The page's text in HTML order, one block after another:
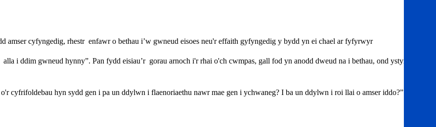
cyfyngedig, rhestr enfawr o bethau i’w gwneud eisoes neu'r effaith gyfyngedig y bydd yn ei chael ar fyfyrwyr
i ddim gwneud hynny”. Pan fydd eisiau’r gorau arnoch i'r rhai o'ch cwmpas, gall fod yn anodd dweud na i bethau, ond ystyriwch
cyfrifoldebau hyn sydd gen i pa un ddylwn i flaenoriaethu nawr mae gen i ychwaneg? I ba un ddylwn i roi llai o amser iddo?”